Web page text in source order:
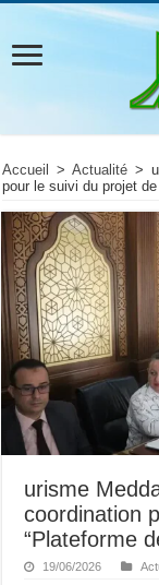
Accueil > Actualité >
pour le suivi du projet
urisme
coordination
“Plateforme
19/06/2026